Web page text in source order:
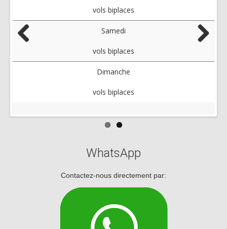
vols biplaces
Samedi
vols biplaces
Dimanche
vols biplaces
WhatsApp
Contactez-nous directement par: